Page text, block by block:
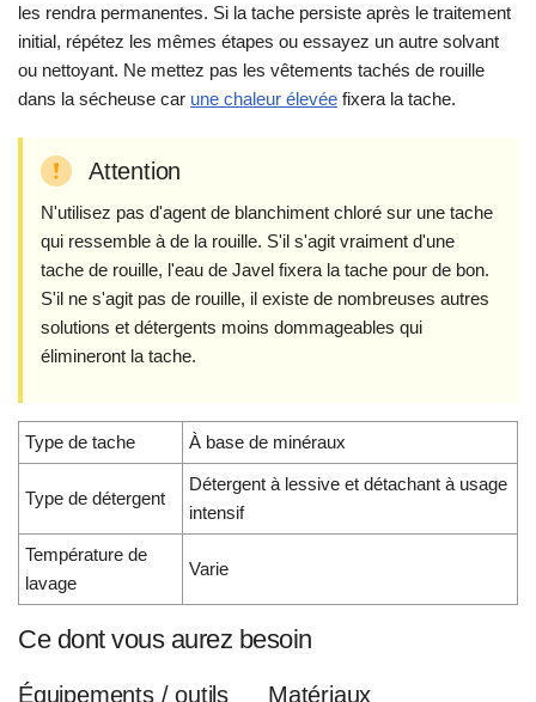
les rendra permanentes. Si la tache persiste après le traitement
initial, répétez les mêmes étapes ou essayez un autre solvant
ou nettoyant. Ne mettez pas les vêtements tachés de rouille
dans la sécheuse car une chaleur élevée fixera la tache.
Attention
N'utilisez pas d'agent de blanchiment chloré sur une tache
qui ressemble à de la rouille. S'il s'agit vraiment d'une
tache de rouille, l'eau de Javel fixera la tache pour de bon.
S'il ne s'agit pas de rouille, il existe de nombreuses autres
solutions et détergents moins dommageables qui
élimineront la tache.
Type de tache À base de minéraux
Type de détergent
Détergent à lessive et détachant à usage
intensif
Température de
lavage
Varie
Ce dont vous aurez besoin
Équipements / outils Matériaux